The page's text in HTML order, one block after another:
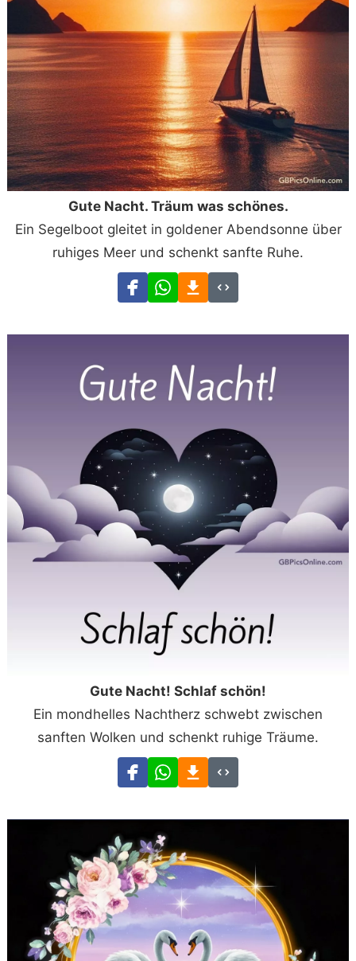
Gute Nacht. Träum was schönes.
Ein Segelboot gleitet in goldener Abendsonne über
ruhiges Meer und schenkt sanfte Ruhe.
Gute Nacht! Schlaf schön!
Ein mondhelles Nachtherz schwebt zwischen
sanften Wolken und schenkt ruhige Träume.